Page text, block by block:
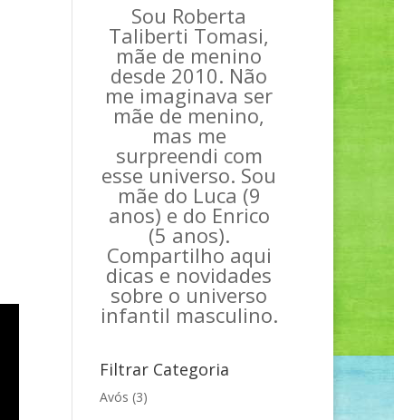
Sou Roberta
Taliberti Tomasi,
mãe de menino
desde 2010. Não
me imaginava ser
mãe de menino,
mas me
surpreendi com
esse universo. Sou
mãe do Luca (9
anos) e do Enrico
(5 anos).
Compartilho aqui
dicas e novidades
sobre o universo
infantil masculino.
Filtrar Categoria
Avós (3)